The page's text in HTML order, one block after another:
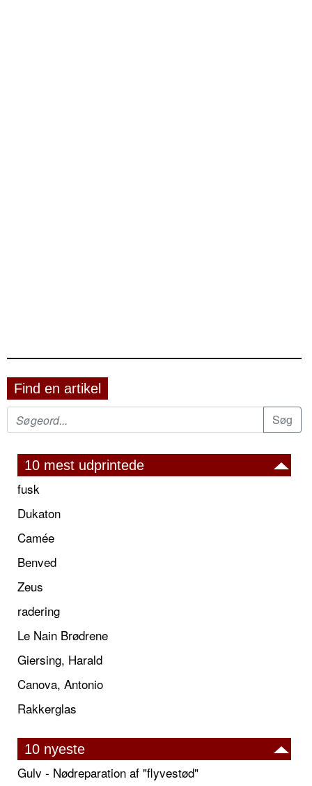
Find en artikel
10 mest udprintede
fusk
Dukaton
Camée
Benved
Zeus
radering
Le Nain Brødrene
Giersing, Harald
Canova, Antonio
Rakkerglas
10 nyeste
Gulv - Nødreparation af "flyvestød"